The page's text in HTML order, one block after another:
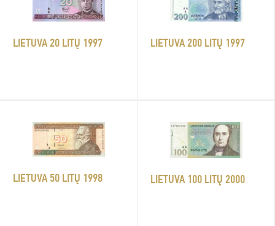
LIETUVA 20 LITŲ 1997 LIETUVA 200 LITŲ 1997
LIETUVA 50 LITŲ 1998 LIETUVA 100 LITŲ 2000